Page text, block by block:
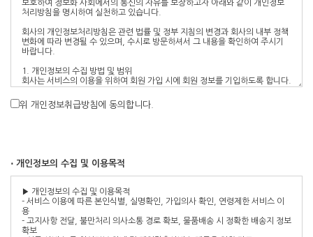
위 개인정보취급방침에 동의합니다.
⋅ 개인정보의 수집 및 이용목적